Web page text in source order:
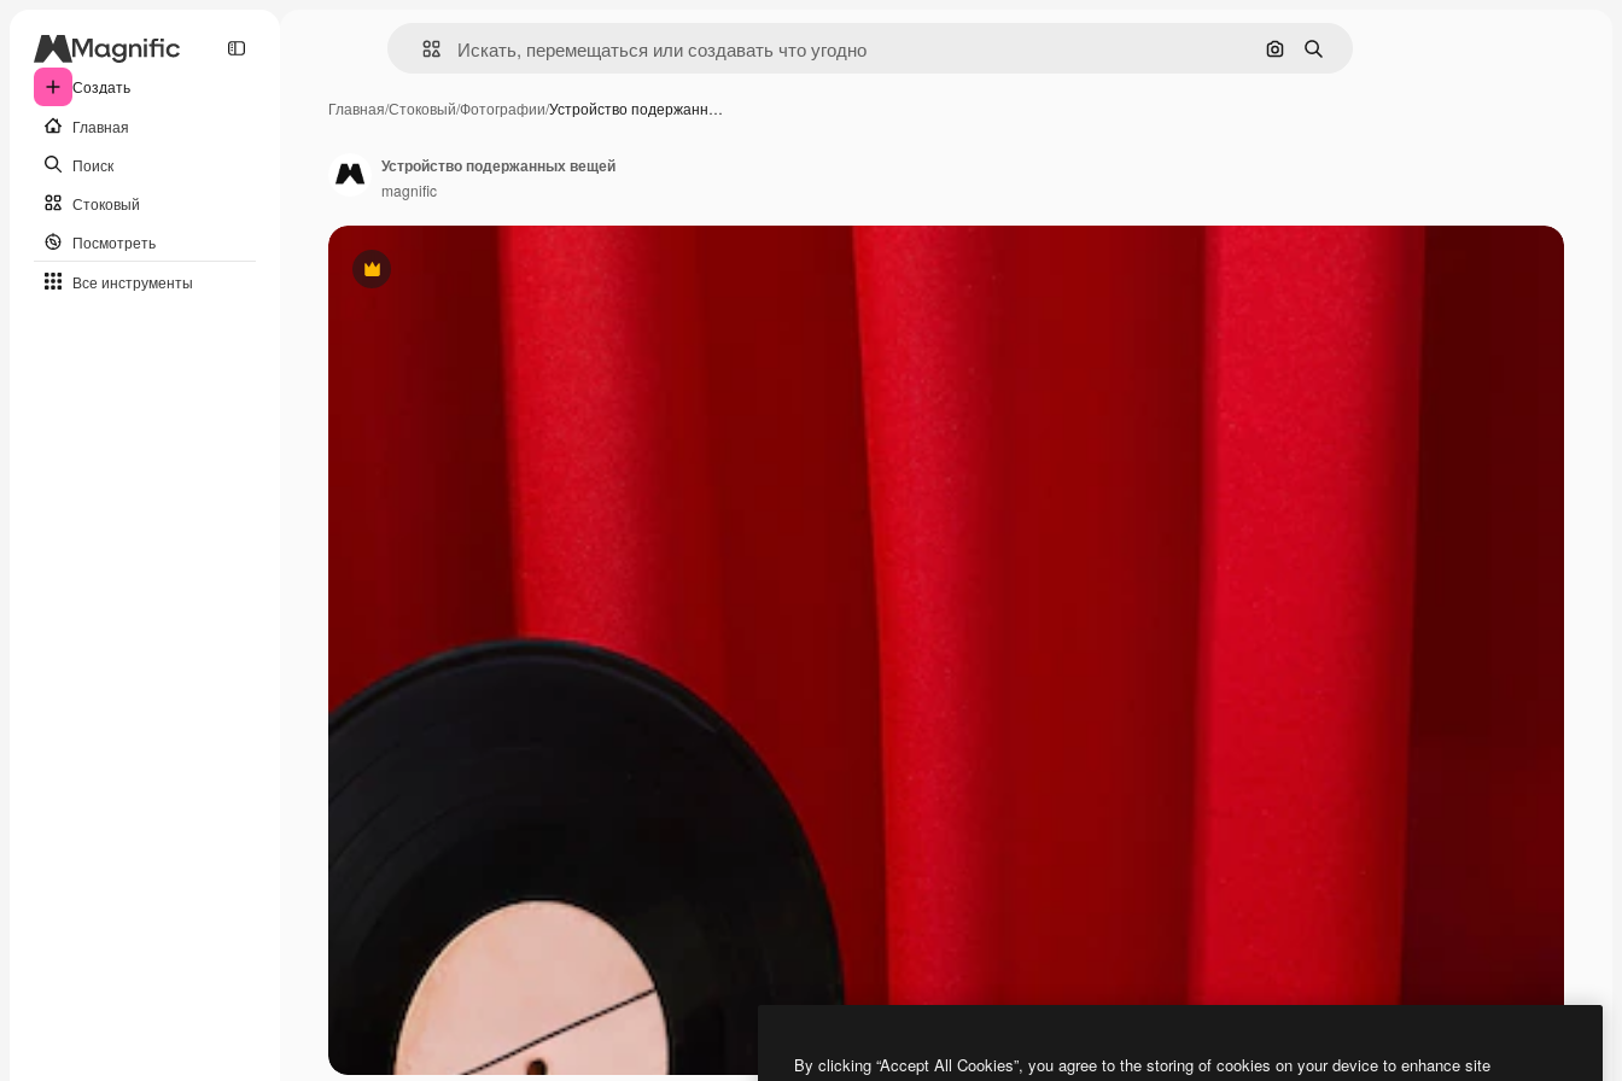
Создать
Главная
Поиск
Стоковый
Посмотреть
Все инструменты
Поиск по изображению
Поиск
Главная/Стоковый/Фотографии/Устройство подержанн…
Премиум
Устройство подержанных вещей
magnific
By clicking “Accept All Cookies”, you agree to the storing of cookies on your device to enhance site